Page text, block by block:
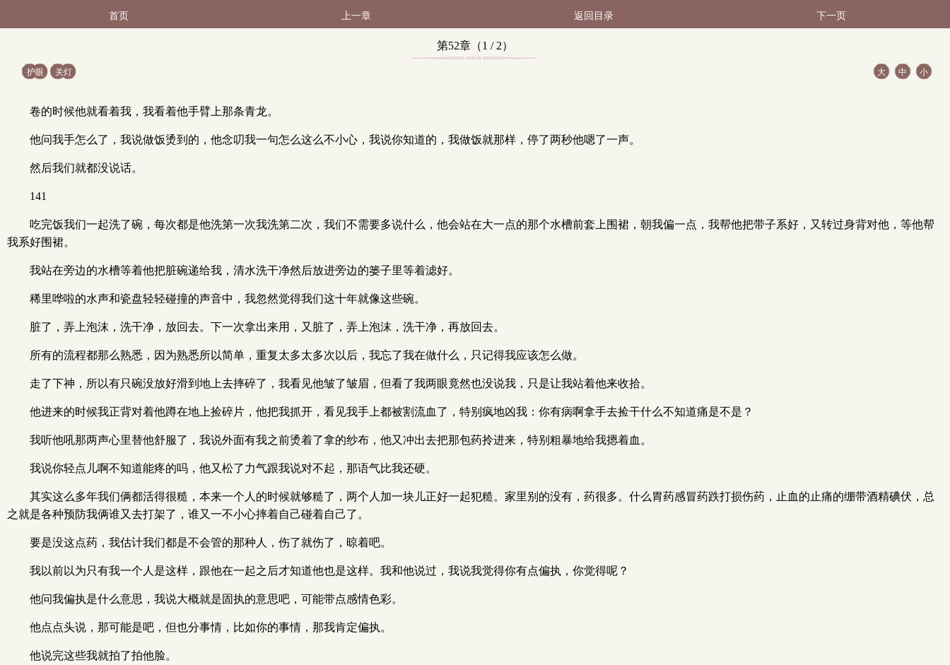
首页 上一章 返回目录 下一页
第52章（1 / 2）
护眼 关灯 大 中 小
卷的时候他就看着我，我看着他手臂上那条青龙。
他问我手怎么了，我说做饭烫到的，他念叨我一句怎么这么不小心，我说你知道的，我做饭就那样，停了两秒他嗯了一声。
然后我们就都没说话。
141
吃完饭我们一起洗了碗，每次都是他洗第一次我洗第二次，我们不需要多说什么，他会站在大一点的那个水槽前套上围裙，朝我偏一点，我帮他把带子系好，又转过身背对他，等他帮
我系好围裙。
我站在旁边的水槽等着他把脏碗递给我，清水洗干净然后放进旁边的篓子里等着滤好。
稀里哗啦的水声和瓷盘轻轻碰撞的声音中，我忽然觉得我们这十年就像这些碗。
脏了，弄上泡沫，洗干净，放回去。下一次拿出来用，又脏了，弄上泡沫，洗干净，再放回去。
所有的流程都那么熟悉，因为熟悉所以简单，重复太多太多次以后，我忘了我在做什么，只记得我应该怎么做。
走了下神，所以有只碗没放好滑到地上去摔碎了，我看见他皱了皱眉，但看了我两眼竟然也没说我，只是让我站着他来收拾。
他进来的时候我正背对着他蹲在地上捡碎片，他把我抓开，看见我手上都被割流血了，特别疯地凶我：你有病啊拿手去捡干什么不知道痛是不是？
我听他吼那两声心里替他舒服了，我说外面有我之前烫着了拿的纱布，他又冲出去把那包药拎进来，特别粗暴地给我摁着血。
我说你轻点儿啊不知道能疼的吗，他又松了力气跟我说对不起，那语气比我还硬。
其实这么多年我们俩都活得很糙，本来一个人的时候就够糙了，两个人加一块儿正好一起犯糙。家里别的没有，药很多。什么胃药感冒药跌打损伤药，止血的止痛的绷带酒精碘伏，总
之就是各种预防我俩谁又去打架了，谁又一不小心摔着自己碰着自己了。
要是没这点药，我估计我们都是不会管的那种人，伤了就伤了，晾着吧。
我以前以为只有我一个人是这样，跟他在一起之后才知道他也是这样。我和他说过，我说我觉得你有点偏执，你觉得呢？
他问我偏执是什么意思，我说大概就是固执的意思吧，可能带点感情色彩。
他点点头说，那可能是吧，但也分事情，比如你的事情，那我肯定偏执。
他说完这些我就拍了拍他脸。